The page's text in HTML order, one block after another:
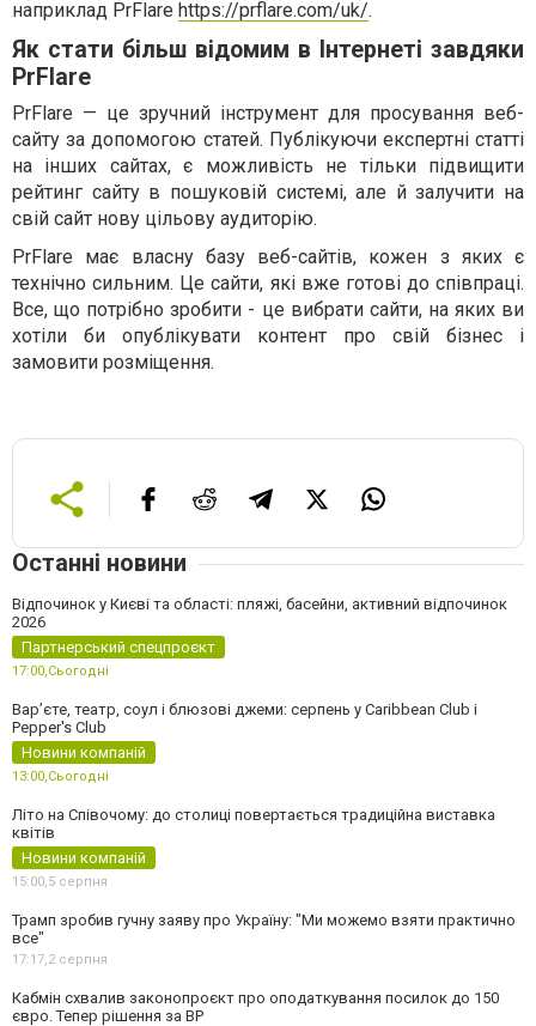
наприклад PrFlare https://prflare.com/uk/.
Як стати більш відомим в Інтернеті завдяки
PrFlare
PrFlare — це зручний інструмент для просування веб-
сайту за допомогою статей. Публікуючи експертні статті
на інших сайтах, є можливість не тільки підвищити
рейтинг сайту в пошуковій системі, але й залучити на
свій сайт нову цільову аудиторію.
PrFlare має власну базу веб-сайтів, кожен з яких є
технічно сильним. Це сайти, які вже готові до співпраці.
Все, що потрібно зробити - це вибрати сайти, на яких ви
хотіли би опублікувати контент про свій бізнес і
замовити розміщення.
Останні новини
Відпочинок у Києві та області: пляжі, басейни, активний відпочинок
2026
Партнерський спецпроєкт
17:00,Сьогодні
Вар’єте, театр, соул і блюзові джеми: серпень у Caribbean Club і
Pepper's Club
Новини компаній
13:00,Сьогодні
Літо на Співочому: до столиці повертається традиційна виставка
квітів
Новини компаній
15:00,5 серпня
Трамп зробив гучну заяву про Україну: "Ми можемо взяти практично
все"
17:17,2 серпня
Кабмін схвалив законопроєкт про оподаткування посилок до 150
євро. Тепер рішення за ВР